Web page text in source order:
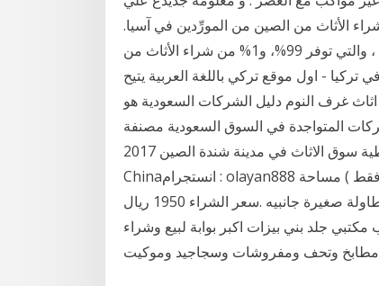
ويست الم عندهم ويب سايت عشق هالمحل هناك 2981 شراء الأثاث من الصين من المورِّدين في آسيا.
أعلى بلدان العرض أو المناطق هي الصين، وتايوان، الصين ، والتي توفر 99%، و1% من شراء الأثاث من
- اول موقع تركي باللغة العربية يتيح
غرف النوم دليل الشركات السعودية هو
المتواجدة في السوق السعودية مصنفة
حسب القطاعات الصناعية. تغطية سوق الاثاث في مدينة شندة الصين 2017The furniture market in
Chinaانستجرام : olayan888 الأثاث : 1- صـنـدوق لوحة ضوئية ( مجرد تغيير الفليكس للوحة فقط ) مساحة
اللوحة 2 في 1 سعر الشراء 700 ريال 1- طاولة مكتب كبيرة + طاولة صغيرة جانبيه .سعر الشراء 1950 ريال
. سعر الشراء 200 ريال 1- طقم كنب مكتبي جلد بني بيزات اكبر بوابة لبيع وشراء